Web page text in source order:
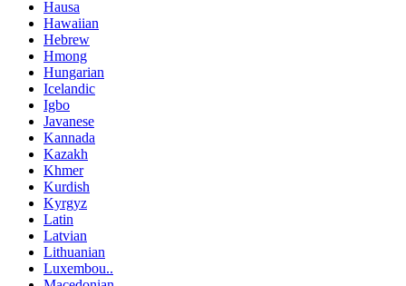
Hausa
Hawaiian
Hebrew
Hmong
Hungarian
Icelandic
Igbo
Javanese
Kannada
Kazakh
Khmer
Kurdish
Kyrgyz
Latin
Latvian
Lithuanian
Luxembou..